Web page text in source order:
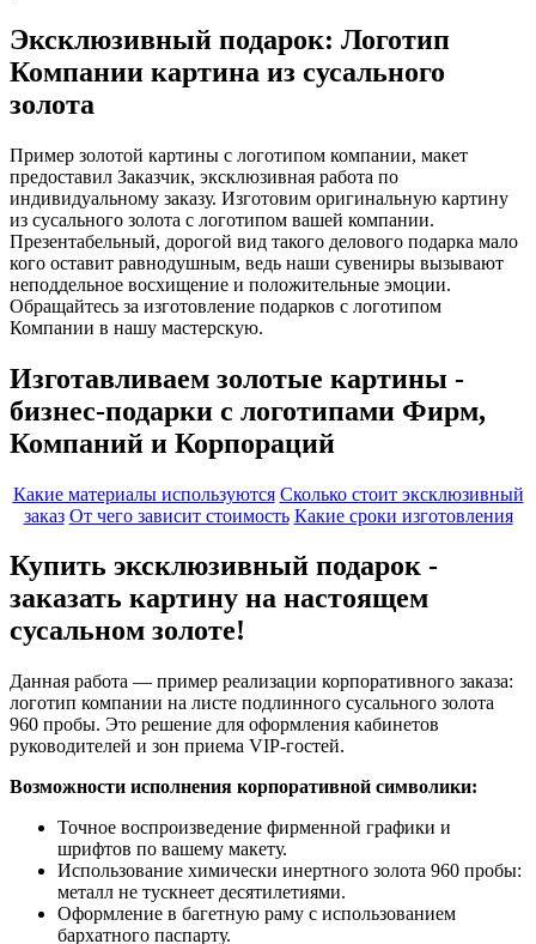
Эксклюзивный подарок: Логотип
Компании картина из сусального
золота
Пример золотой картины с логотипом компании, макет
предоставил Заказчик, эксклюзивная работа по
индивидуальному заказу. Изготовим оригинальную картину
из сусального золота с логотипом вашей компании.
Презентабельный, дорогой вид такого делового подарка мало
кого оставит равнодушным, ведь наши сувениры вызывают
неподдельное восхищение и положительные эмоции.
Обращайтесь за изготовление подарков с логотипом
Компании в нашу мастерскую.
Изготавливаем золотые картины -
бизнес-подарки с логотипами Фирм,
Компаний и Корпораций
Какие материалы используются Сколько стоит эксклюзивный
заказ От чего зависит стоимость Какие сроки изготовления
Купить эксклюзивный подарок -
заказать картину на настоящем
сусальном золоте!
Данная работа — пример реализации корпоративного заказа:
логотип компании на листе подлинного сусального золота
960 пробы. Это решение для оформления кабинетов
руководителей и зон приема VIP-гостей.
Возможности исполнения корпоративной символики:
Точное воспроизведение фирменной графики и
шрифтов по вашему макету.
Использование химически инертного золота 960 пробы:
металл не тускнеет десятилетиями.
Оформление в багетную раму с использованием
бархатного паспарту.